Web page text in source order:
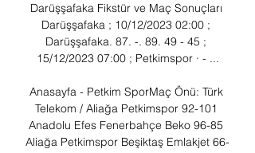
Darüşşafaka Fikstür ve Maç Sonuçları
Darüşşafaka ; 10/12/2023 02:00 ;
Darüşşafaka. 87. -. 89. 49 - 45 ;
15/12/2023 07:00 ; Petkimspor · - ...
Anasayfa - Petkim SporMaç Önü: Türk
Telekom / Aliağa Petkimspor 92-101
Anadolu Efes Fenerbahçe Beko 96-85
Aliağa Petkimspor Beşiktaş Emlakjet 66-